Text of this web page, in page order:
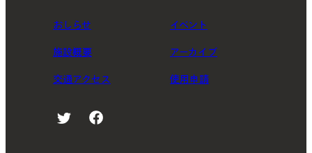
おしらせ イベント
施設概要 アーカイブ
交通アクセス 使用申請